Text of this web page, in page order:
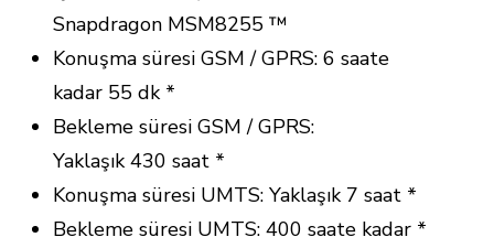
Snapdragon MSM8255 ™
Konuşma süresi GSM / GPRS: 6 saate
kadar 55 dk *
Bekleme süresi GSM / GPRS:
Yaklaşık 430 saat *
Konuşma süresi UMTS: Yaklaşık 7 saat *
Bekleme süresi UMTS: 400 saate kadar *